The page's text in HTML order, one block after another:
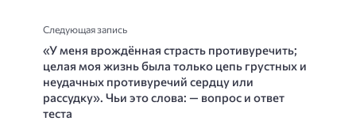
Следующая запись
«У меня врождённая страсть противуречить;
целая моя жизнь была только цепь грустных и
неудачных противуречий сердцу или
рассудку». Чьи это слова: — вопрос и ответ
теста